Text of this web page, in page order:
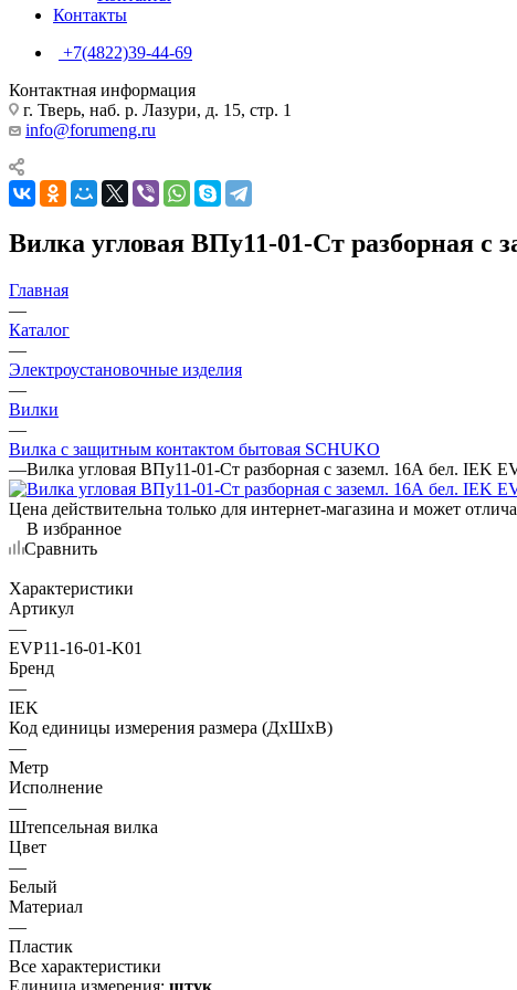
Контакты
+7(4822)39-44-69
Контактная информация
г. Тверь, наб. р. Лазури, д. 15, стр. 1
info@forumeng.ru
Вилка угловая ВПу11-01-Ст разборная с
Главная
—
Каталог
—
Электроустановочные изделия
—
Вилки
—
Вилка с защитным контактом бытовая SCHUKO
—Вилка угловая ВПу11-01-Ст разборная с заземл. 16А бел. IEK
Цена действительна только для интернет-магазина и может
В избранное
Сравнить
Характеристики
Артикул
—
EVP11-16-01-K01
Бренд
—
IEK
Код единицы измерения размера (ДхШхВ)
—
Метр
Исполнение
—
Штепсельная вилка
Цвет
—
Белый
Материал
—
Пластик
Все характеристики
Единица измерения: штук